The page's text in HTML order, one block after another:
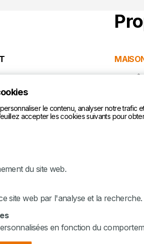
le contenu, analyser notre trafic
accepter les cookies suivants pour
du site web.
site web par l'analyse et la recherche.
en fonction du